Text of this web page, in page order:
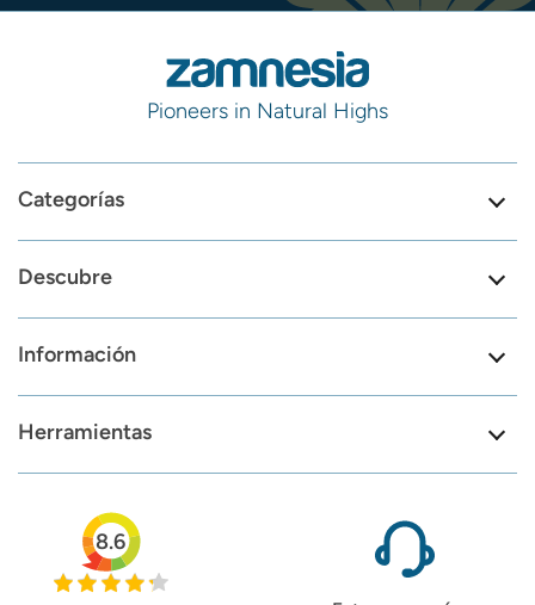
Pioneers in Natural Highs
Categorías
Descubre
Información
Herramientas
8.6